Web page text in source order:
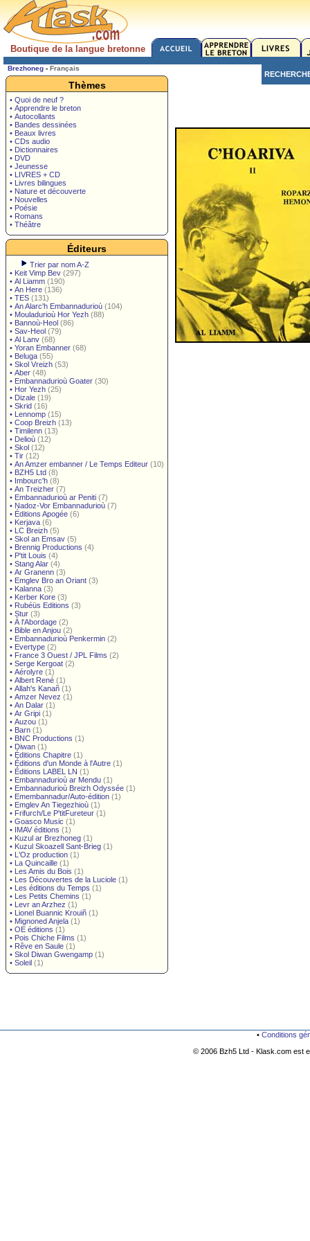
Boutique de la langue bretonne
Brezhoneg - Français
Thèmes
• Quoi de neuf ?
• Apprendre le breton
• Autocollants
• Bandes dessinées
• Beaux livres
• CDs audio
• Dictionnaires
• DVD
• Jeunesse
• LIVRES + CD
• Livres bilingues
• Nature et découverte
• Nouvelles
• Poésie
• Romans
• Théâtre
Éditeurs
Trier par nom A-Z
• Keit Vimp Bev (297)
• Al Liamm (190)
• An Here (136)
• TES (131)
• An Alarc'h Embannadurioù (104)
• Mouladurioù Hor Yezh (88)
• Bannoù-Heol (86)
• Sav-Heol (79)
• Al Lanv (68)
• Yoran Embanner (68)
• Beluga (55)
• Skol Vreizh (53)
• Aber (48)
• Embannadurioù Goater (30)
• Hor Yezh (25)
• Dizale (19)
• Skrid (16)
• Lennomp (15)
• Coop Breizh (13)
• Timilenn (13)
• Delioù (12)
• Skol (12)
• Tir (12)
• An Amzer embanner / Le Temps Editeur (10)
• BZH5 Ltd (8)
• Imbourc'h (8)
• An Treizher (7)
• Embannadurioù ar Peniti (7)
• Nadoz-Vor Embannadurioù (7)
• Éditions Apogée (6)
• Kerjava (6)
• LC Breizh (5)
• Skol an Emsav (5)
• Brennig Productions (4)
• P'tit Louis (4)
• Stang Alar (4)
• Ar Granenn (3)
• Emglev Bro an Oriant (3)
• Kalanna (3)
• Kerber Kore (3)
• Rubéüs Editions (3)
• Stur (3)
• À l'Abordage (2)
• Bible en Anjou (2)
• Embannadurioù Penkermin (2)
• Evertype (2)
• France 3 Ouest / JPL Films (2)
• Serge Kergoat (2)
• Aérolyre (1)
• Albert René (1)
• Allah's Kanañ (1)
• Amzer Nevez (1)
• An Dalar (1)
• Ar Gripi (1)
• Auzou (1)
• Barn (1)
• BNC Productions (1)
• Diwan (1)
• Éditions Chapitre (1)
• Éditions d'un Monde à l'Autre (1)
• Éditions LABEL LN (1)
• Embannadurioù ar Mendu (1)
• Embannadurioù Breizh Odyssée (1)
• Emembannadur/Auto-édition (1)
• Emglev An Tiegezhioù (1)
• Frifurch/Le P'titFureteur (1)
• Goasco Music (1)
• IMAV éditions (1)
• Kuzul ar Brezhoneg (1)
• Kuzul Skoazell Sant-Brieg (1)
• L'Oz production (1)
• La Quincaille (1)
• Les Amis du Bois (1)
• Les Découvertes de la Luciole (1)
• Les éditions du Temps (1)
• Les Petits Chemins (1)
• Levr an Arzhez (1)
• Lionel Buannic Krouiñ (1)
• Mignoned Anjela (1)
• OE éditions (1)
• Pois Chiche Films (1)
• Rêve en Saule (1)
• Skol Diwan Gwengamp (1)
• Soleil (1)
• Conditions
© 2006 Bzh5 Ltd - Klask.com est